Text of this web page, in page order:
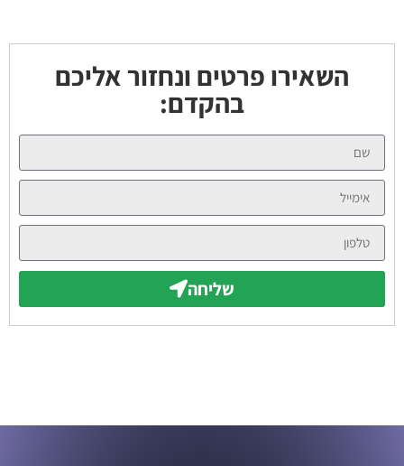
השאירו פרטים ונחזור אליכם
בהקדם:
שליחה